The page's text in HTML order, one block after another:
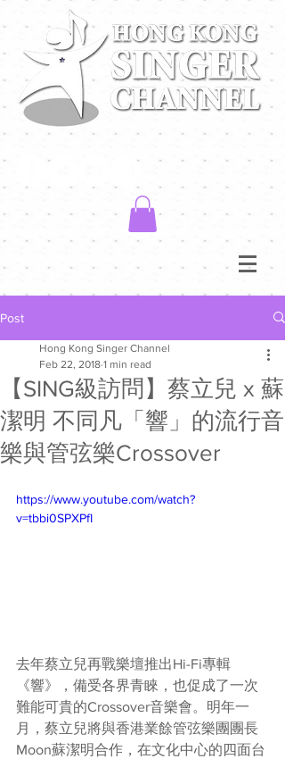
Post
【SING級訪問】蔡立兒 x 蘇
潔明 不同凡「響」的流行音
樂與管弦樂Crossover
Hong Kong Singer Channel
Feb 22, 2018 1 min read
https://www.youtube.com/watch?
v=tbbi0SPXPfI
去年蔡立兒再戰樂壇推出Hi-Fi專輯
《響》，備受各界青睞，也促成了一次
難能可貴的Crossover音樂會。明年一
月，蔡立兒將與香港業餘管弦樂團團長
Moon蘇潔明合作，在文化中心的四面台